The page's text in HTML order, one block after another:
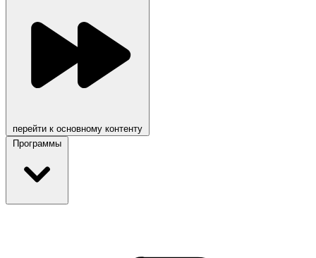
перейти к основному контенту
Программы